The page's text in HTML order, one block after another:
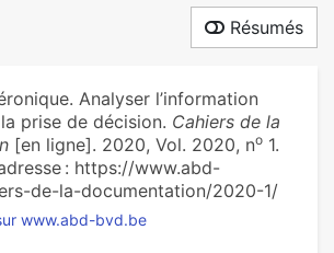
Résumés
Analyser l’information
prise de décision. Cahiers de la
[en ligne]. 2020, Vol. 2020, no 1.
: https://www.abd-
de-la-documentation/2020-1/
www.abd-bvd.be